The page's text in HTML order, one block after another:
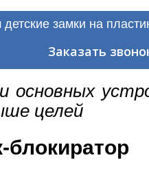
замки на
Заказать
целей
блокиратор